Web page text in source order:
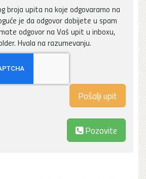
broja upita na koje odgovaramo na
je da odgovor dobijete u spam
odgovor na Vaš upit u inboxu,
Hvala na razumevanju.
Pozovite